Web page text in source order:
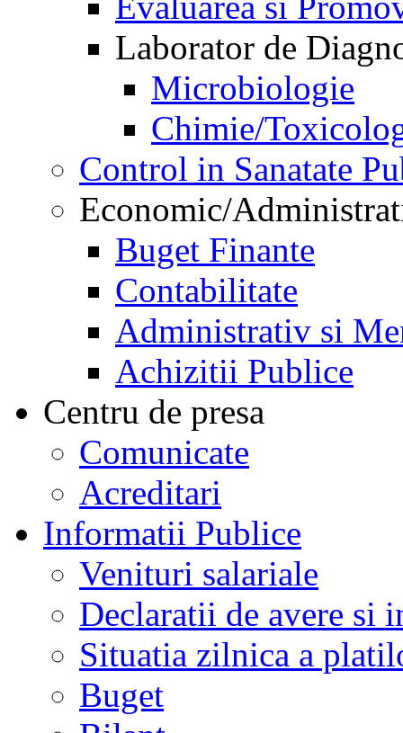
Laborator de
Microbiologie
Chimie/
Control in Sanatate
Economic/
Buget Finante
Contabilitate
Administrativ si
Achizitii Publice
Centru de presa
Comunicate
Acreditari
Informatii Publice
Venituri salariale
Declaratii de avere si
Situatia zilnica a
Buget